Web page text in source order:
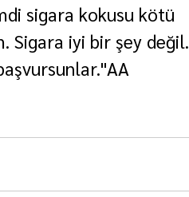
sigara kokusu kötü
Sigara iyi bir şey değil.